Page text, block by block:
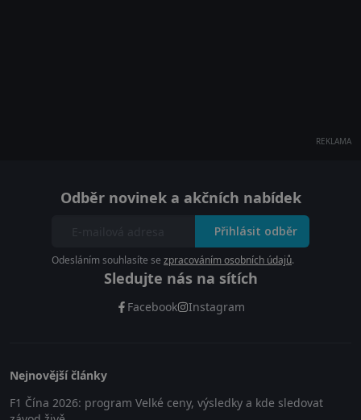
REKLAMA
Odběr novinek a akčních nabídek
Přihlásit odběr
Odesláním souhlasíte se zpracováním osobních údajů.
Sledujte nás na sítích
Facebook Instagram
Nejnovější články
F1 Čína 2026: program Velké ceny, výsledky a kde sledovat